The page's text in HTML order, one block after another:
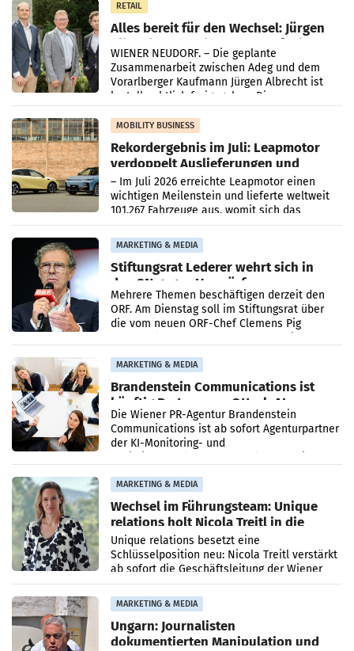
RETAIL
Alles bereit für den Wechsel: Jürgen
Albrecht setzt ab 1.1.2027 auf Adeg
WIENER NEUDORF. – Die geplante
Zusammenarbeit zwischen Adeg und dem
Vorarlberger Kaufmann Jürgen Albrecht ist
kartellrechtlich freigegeben: Die
Bundeswettbewerbsbehörde und der
Bundeskartellanwalt
MOBILITY BUSINESS
Rekordergebnis im Juli: Leapmotor
verdoppelt Auslieferungen und
überschreitet die 100.000er-Marke
– Im Juli 2026 erreichte Leapmotor einen
wichtigen Meilenstein und lieferte weltweit
101.267 Fahrzeuge aus, womit sich das
Ergebnis gegenüber Juli 2025 mehr als
verdoppelte (+102
MARKETING & MEDIA
Stiftungsrat Lederer wehrt sich in
den SN gegen Vorwürfe
Mehrere Themen beschäftigen derzeit den
ORF. Am Dienstag soll im Stiftungsrat über
die vom neuen ORF-Chef Clemens Pig
MARKETING & MEDIA
Brandenstein Communications ist
künftig Partner von OtterlyAI
Die Wiener PR-Agentur Brandenstein
Communications ist ab sofort Agenturpartner
der KI-Monitoring- und
MARKETING & MEDIA
Wechsel im Führungsteam: Unique
relations holt Nicola Treitl in die
Geschäftsleitung
Unique relations besetzt eine
Schlüsselposition neu: Nicola Treitl verstärkt
ab sofort die Geschäftsleitung der Wiener
PR-Agentur an der Seite von Josef Kalina und
Anna Kalina-Mahr.
MARKETING & MEDIA
Ungarn: Journalisten
dokumentierten Manipulation und